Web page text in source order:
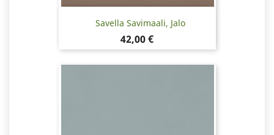
Savella Savimaali, Jalo
Hinta
42,00 €